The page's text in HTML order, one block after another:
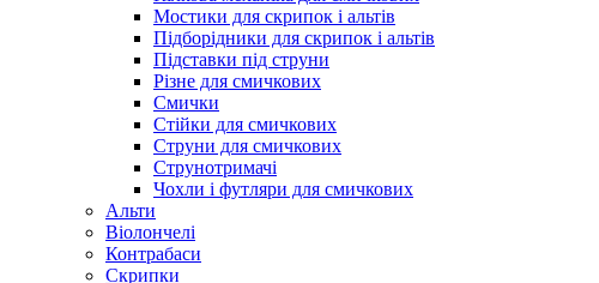
Мостики для скрипок і альтів
Підборiдники для скрипок і альтів
Підставки під струни
Різне для смичкових
Смички
Стійки для смичкових
Струни для смичкових
Струнотримачі
Чохли і футляри для смичкових
Альти
Віолончелі
Контрабаси
Скрипки